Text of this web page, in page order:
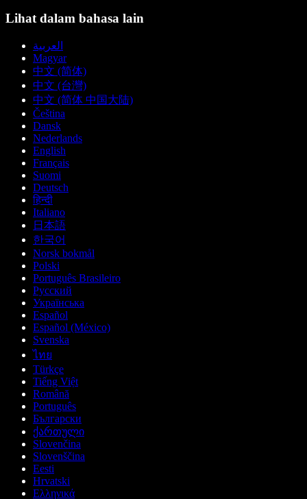
Lihat dalam bahasa lain
العربية
Magyar
中文 (简体)
中文 (台灣)
中文 (简体 中国大陆)
Čeština
Dansk
Nederlands
English
Français
Suomi
Deutsch
हिन्दी
Italiano
日本語
한국어
Norsk bokmål
Polski
Português Brasileiro
Русский
Українська
Español
Español (México)
Svenska
ไทย
Türkçe
Tiếng Việt
Română
Português
Български
ქართული
Slovenčina
Slovenščina
Eesti
Hrvatski
Ελληνικά